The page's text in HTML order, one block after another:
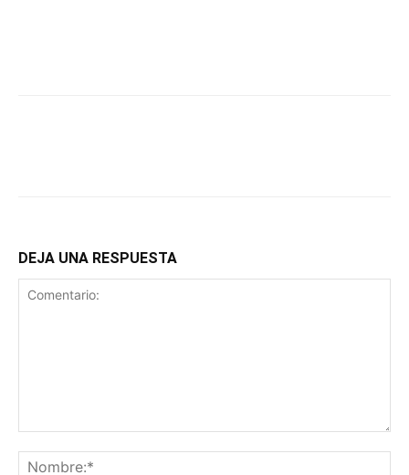
DEJA UNA RESPUESTA